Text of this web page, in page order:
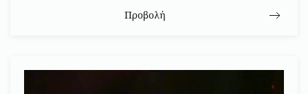
Προβολή